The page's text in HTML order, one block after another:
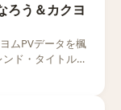
う＆カクヨ
ムPVデータを楓
ド・タイトル傾